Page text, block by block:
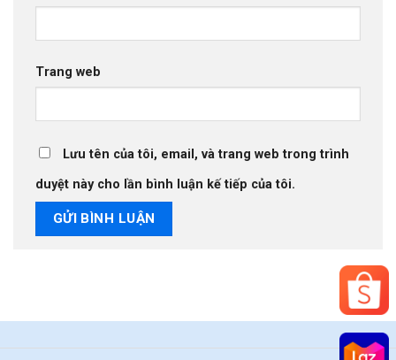
Trang web
Lưu tên của tôi, email, và trang web trong trình
duyệt này cho lần bình luận kế tiếp của tôi.